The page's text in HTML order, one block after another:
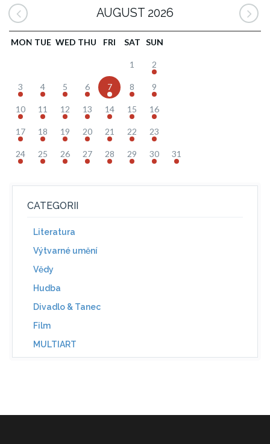
AUGUST 2026
MON TUE WED THU FRI SAT SUN
1 2
3 4 5 6 7 8 9
10 11 12 13 14 15 16
17 18 19 20 21 22 23
24 25 26 27 28 29 30 31
CATEGORII
Literatura
Výtvarné umění
Vědy
Hudba
Divadlo & Tanec
Film
MULTIART